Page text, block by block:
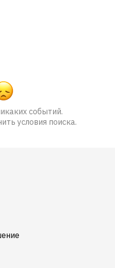
событий.
условия поиска.